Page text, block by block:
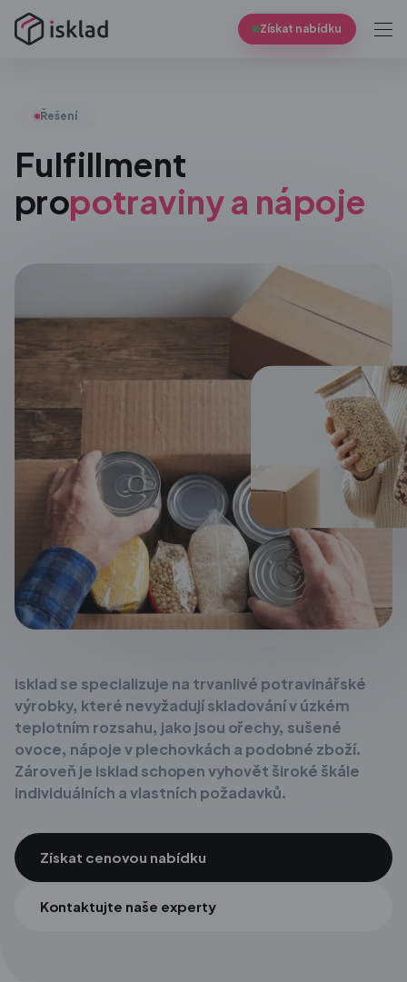
Získat nabídku
Řešení
Fulfillment
propotraviny a nápoje
isklad se specializuje na trvanlivé potravinářské
výrobky, které nevyžadují skladování v úzkém
teplotním rozsahu, jako jsou ořechy, sušené
ovoce, nápoje v plechovkách a podobné zboží.
Zároveň je isklad schopen vyhovět široké škále
individuálních a vlastních požadavků.
Získat cenovou nabídku
Kontaktujte naše experty